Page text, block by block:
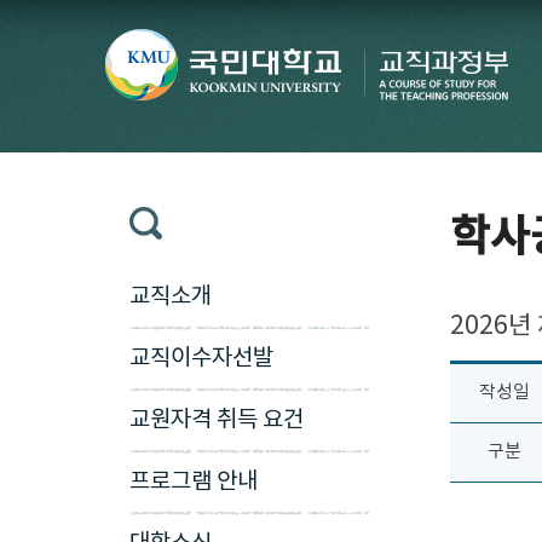
교직소개
교직이수자선발
교원자격 취득 요건
프로그램 안내
학사
2026년
작성일
구분